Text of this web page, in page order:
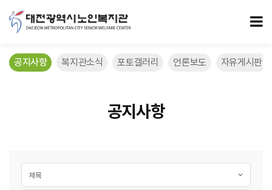
공지사항 페이지
공지사항 복지관소식 포토갤러리 언론보도 자유게시판
공지사항
게시글 검색
검색대상